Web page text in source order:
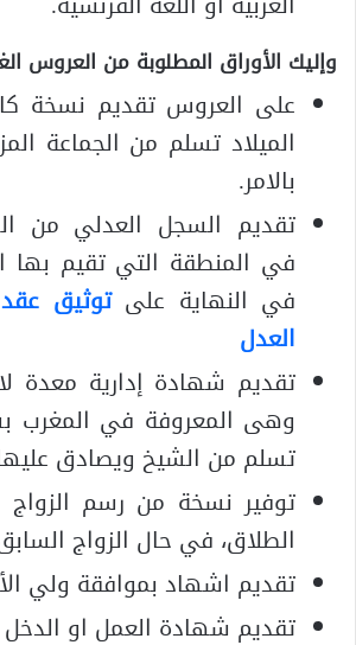
وإليك الأوراق المطلوبة من العروس
على العروس تقديم نسخة
الميلاد تسلم من الجماعة
بالامر.
تقديم السجل العدلي من
في المنطقة التي تقيم بها
في النهاية علىتوثيق
العدل
تقديم شهادة إدارية معدة
وهى المعروفة في المغرب
تسلم من الشيخ ويصادق
توفير نسخة من رسم
الطلاق، في حال الزواج
تقديم اشهاد بموافقة ولي
تقديم شهادة العمل او